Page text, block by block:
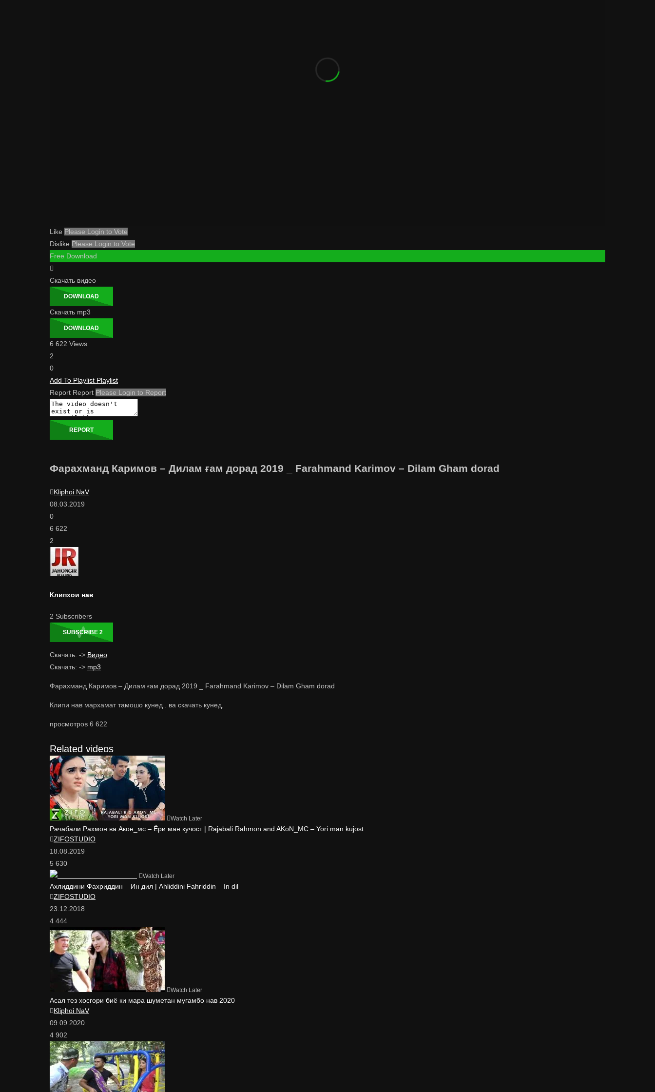
Like Please Login to Vote
Dislike Please Login to Vote
Free Download
Скачать видео
DOWNLOAD
Скачать mp3
DOWNLOAD
6 622 Views
2
0
Add To Playlist Playlist
Report Report Please Login to Report
REPORT
Фарахманд Каримов – Дилам ғам дорад 2019 _ Farahmand Karimov – Dilam Gham dorad
Kliphoi NaV
08.03.2019
0
6 622
2
Клипхои нав
2 Subscribers
SUBSCRIBE 2
Скачать: -> Видео
Скачать: -> mp3
Фарахманд Каримов – Дилам ғам дорад 2019 _ Farahmand Karimov – Dilam Gham dorad
Клипи нав мархамат тамошо кунед . ва скачать кунед.
просмотров 6 622
Related videos
Watch Later
Рачабали Рахмон ва Акон_мс – Ёри ман кучост | Rajabali Rahmon and AKoN_MC – Yori man kujost
ZIFOSTUDIO
18.08.2019
5 630
Watch Later
Ахлиддини Фахриддин – Ин дил | Ahliddini Fahriddin – In dil
ZIFOSTUDIO
23.12.2018
4 444
Watch Later
Асал тез хосгори биё ки мара шуметан мугамбо нав 2020
Kliphoi NaV
09.09.2020
4 902